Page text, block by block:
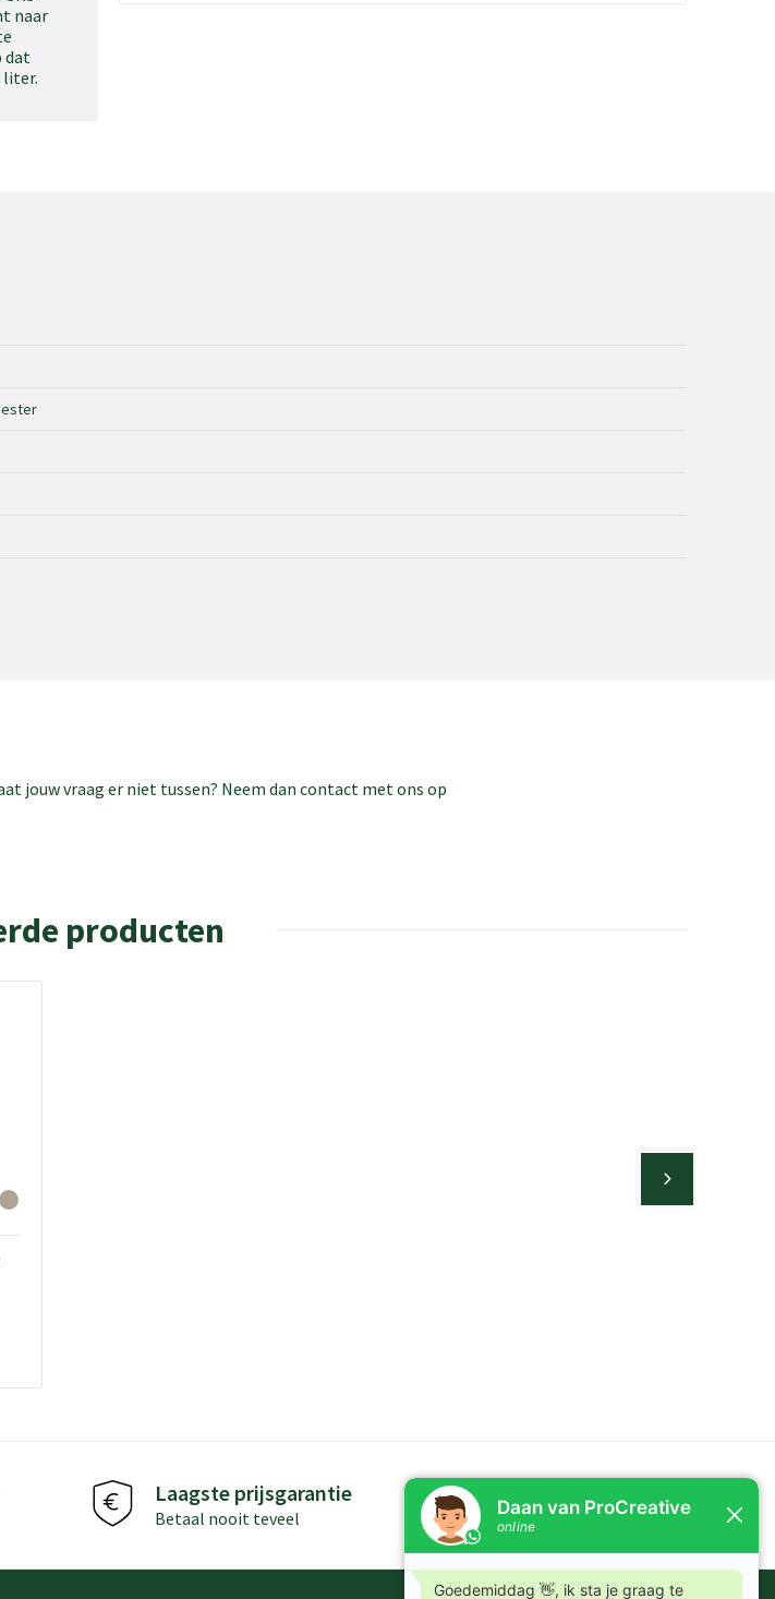
naar
dat
liter.
jouw vraag er niet tussen? Neem dan contact met ons op
producten
Laagste prijsgarantie
Betaal nooit teveel Kennis in producten